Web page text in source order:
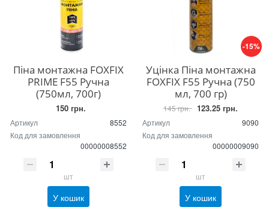
Піна монтажна FOXFIX
PRIME F55 Ручна
(750мл, 700г)
150 грн.
Артикул
8552
Код для замовлення
00000008552
шт
У кошик
-15%
Уцінка Піна монтажна
FOXFIX F55 Ручна (750
мл, 700 гр)
145 грн. 123.25 грн.
Артикул
9090
Код для замовлення
00000009090
шт
У кошик